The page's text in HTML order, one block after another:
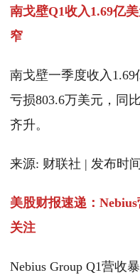
南戈壁Q1收入1.69亿
窄
南戈壁一季度收入1.69
亏损803.6万美元，同
齐升。
来源: 财联社 | 发布时
美股财报速递：
关注
Nebius Group Q1营收